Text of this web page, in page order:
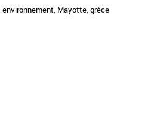
environnement Mayotte grèce